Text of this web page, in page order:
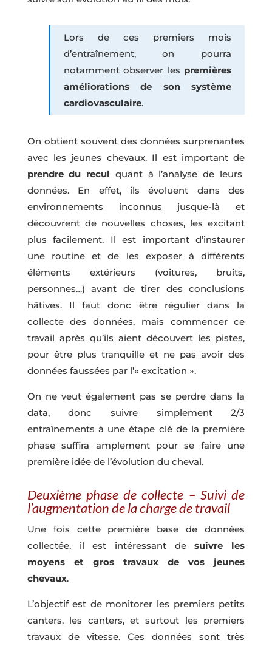
Lors de ces premiers mois
d’entraînement, on pourra
notamment observer les premières
améliorations de son système
cardiovasculaire.
On obtient souvent des données surprenantes
avec les jeunes chevaux. Il est important de
prendre du recul quant à l’analyse de leurs
données. En effet, ils évoluent dans des
environnements inconnus jusque-là et
découvrent de nouvelles choses, les excitant
plus facilement. Il est important d’instaurer
une routine et de les exposer à différents
éléments extérieurs (voitures, bruits,
personnes…) avant de tirer des conclusions
hâtives. Il faut donc être régulier dans la
collecte des données, mais commencer ce
travail après qu’ils aient découvert les pistes,
pour être plus tranquille et ne pas avoir des
données faussées par l’« excitation ».
On ne veut également pas se perdre dans la
data, donc suivre simplement 2/3
entraînements à une étape clé de la première
phase suffira amplement pour se faire une
première idée de l’évolution du cheval.
Deuxième phase de collecte – Suivi de
l’augmentation de la charge de travail
Une fois cette première base de données
collectée, il est intéressant desuivre les
moyens et gros travaux de vos jeunes
chevaux.
L’objectif est de monitorer les premiers petits
canters, les canters, et surtout les premiers
travaux de vitesse. Ces données sont très